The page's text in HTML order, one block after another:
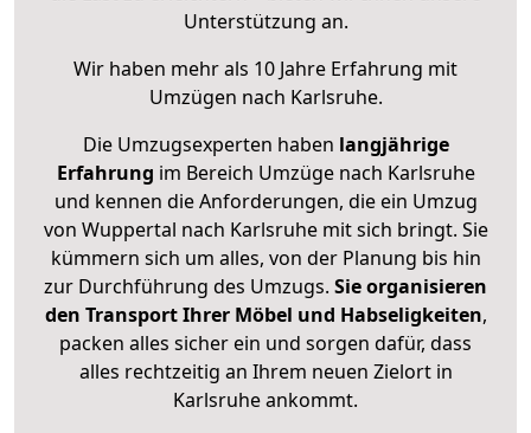
Unterstützung an.
Wir haben mehr als 10 Jahre Erfahrung mit
Umzügen nach Karlsruhe.
Die Umzugsexperten haben langjährige
Erfahrung im Bereich Umzüge nach Karlsruhe
und kennen die Anforderungen, die ein Umzug
von Wuppertal nach Karlsruhe mit sich bringt. Sie
kümmern sich um alles, von der Planung bis hin
zur Durchführung des Umzugs. Sie organisieren
den Transport Ihrer Möbel und Habseligkeiten,
packen alles sicher ein und sorgen dafür, dass
alles rechtzeitig an Ihrem neuen Zielort in
Karlsruhe ankommt.